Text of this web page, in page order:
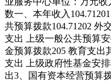
数一、本年收入 104.71
共预算拨款104.71 202 外
支出
上级一般公共预算
金预算拨款205 教育支出
支出
上级政府性基金安
出3、国有资本经营预算